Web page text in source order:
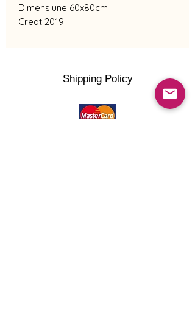
Dimensiune 60x80cm
Creat 2019
Shipping Policy